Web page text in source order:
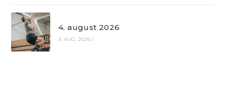
4. august 2026
3. AUG. 2026 /